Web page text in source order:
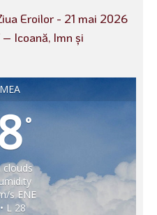
Eroilor - 21 mai 2026
Icoană, Imn și
°
clouds
s ENE
L 28